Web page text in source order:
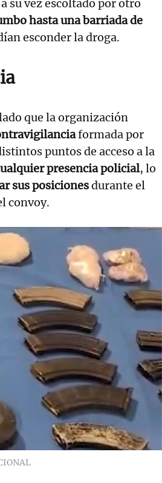
su vez escoltado por otro
hasta una barriada de
esconder la droga.
que la organización
formada por
puntos de acceso a la
presencia policial, lo
sus posicionesdurante el
convoy.